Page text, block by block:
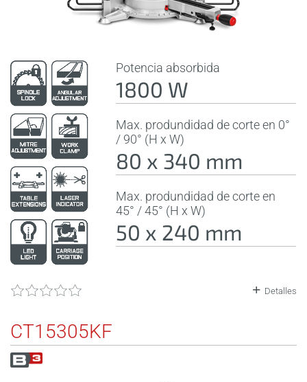
Potencia absorbida
1800 W
Max. produndidad de corte en 0°
/ 90° (H x W)
80 x 340 mm
Max. produndidad de corte en
45° / 45° (H x W)
50 x 240 mm
Detalles
CT15305KF